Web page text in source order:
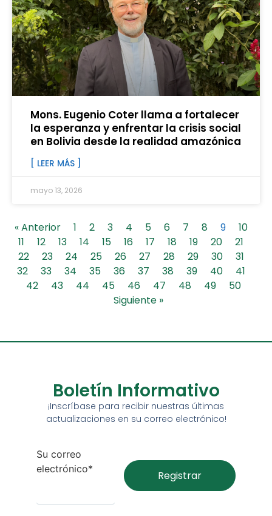
Mons. Eugenio Coter llama a fortalecer
la esperanza y enfrentar la crisis social
en Bolivia desde la realidad amazónica
[ LEER MÁS ]
mayo 13, 2026
« Anterior 1 2 3 4 5 6 7 8 9
10
11
12 13 14 15 16 17 18 19 20
21
22
23 24 25 26 27 28 29 30
31
32
33 34 35 36 37 38 39 40
41
42
43 44 45 46 47 48 49
50
Siguiente »
Boletín Informativo
¡Inscríbase para recibir nuestras últimas
actualizaciones en su correo electrónico!
Su correo
electrónico*